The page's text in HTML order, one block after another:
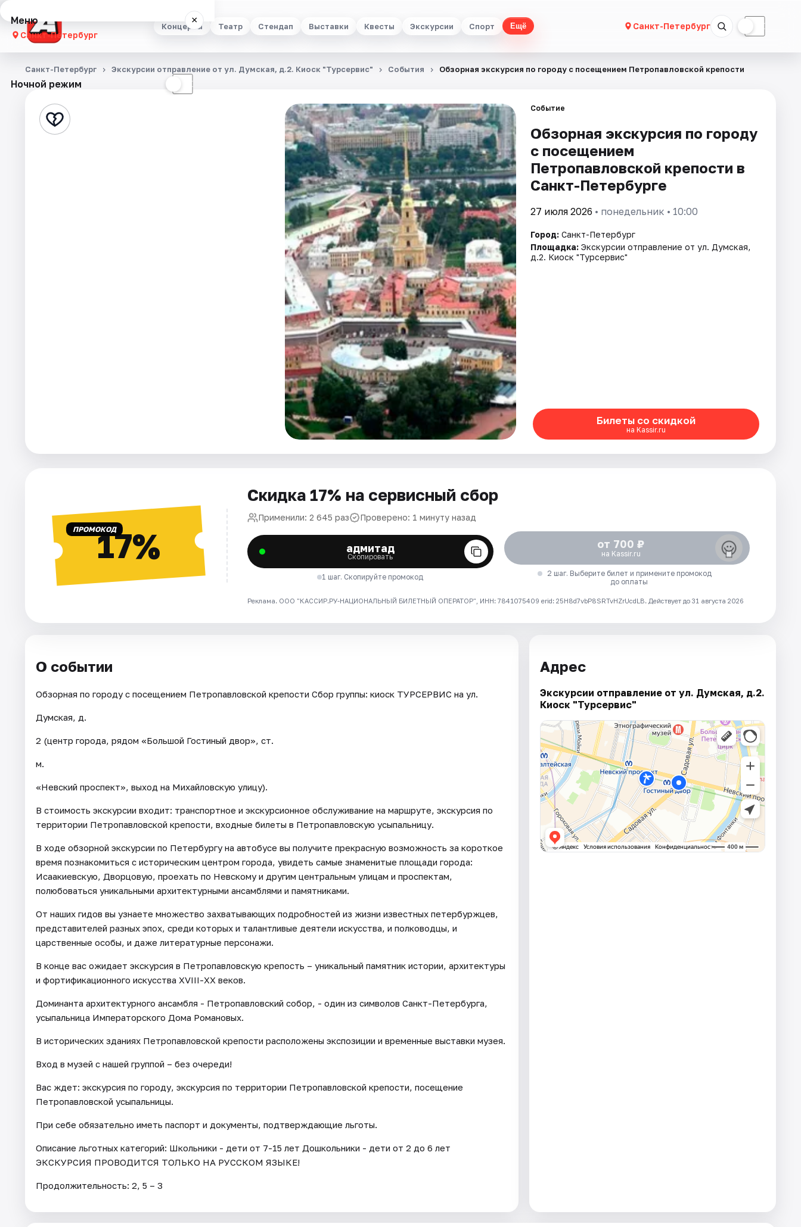
Концерты Театр Стендап Выставки Квесты Экскурсии Спорт Ещё Санкт-Петербург ☾
Меню ×
Санкт-Петербург
Концерты
Стендап
Ночной режим ☾
Санкт-Петербург Экскурсии отправление от ул. Думская, д.2. Киоск "Турсервис" События Обзорная экскурсия по городу с посещением Петропавловской крепости
Событие
Обзорная экскурсия по городу
с посещением
Петропавловской крепости в
Санкт-Петербурге
27 июля 2026 • понедельник • 10:00
Город: Санкт-Петербург
Площадка: Экскурсии отправление от ул. Думская,
д.2. Киоск "Турсервис"
Билеты со скидкой
на Kassir.ru
ПРОМОКОД17%
Скидка 17% на сервисный сбор
Применили: 2 645 раз Проверено: 1 минуту назад
адмитад
Скопировать
1 шаг. Скопируйте промокод
от 700 ₽
на Kassir.ru
2 шаг. Выберите билет и примените промокод
до оплаты
Реклама. ООО "КАССИР.РУ-НАЦИОНАЛЬНЫЙ БИЛЕТНЫЙ ОПЕРАТОР", ИНН: 7841075409 erid: 25H8d7vbP8SRTvHZrUcdLB. Действует до 31 августа 2026
О событии
Обзорная по городу с посещением Петропавловской крепости Сбор группы: киоск ТУРСЕРВИС на ул.
Думская, д.
2 (центр города, рядом «Большой Гостиный двор», ст.
м.
«Невский проспект», выход на Михайловскую улицу).
В стоимость экскурсии входит: транспортное и экскурсионное обслуживание на маршруте, экскурсия по
территории Петропавловской крепости, входные билеты в Петропавловскую усыпальницу.
В ходе обзорной экскурсии по Петербургу на автобусе вы получите прекрасную возможность за короткое
время познакомиться с историческим центром города, увидеть самые знаменитые площади города:
Исаакиевскую, Дворцовую, проехать по Невскому и другим центральным улицам и проспектам,
полюбоваться уникальными архитектурными ансамблями и памятниками.
От наших гидов вы узнаете множество захватывающих подробностей из жизни известных петербуржцев,
представителей разных эпох, среди которых и талантливые деятели искусства, и полководцы, и
царственные особы, и даже литературные персонажи.
В конце вас ожидает экскурсия в Петропавловскую крепость – уникальный памятник истории, архитектуры
и фортификационного искусства ХVIII-ХХ веков.
Доминанта архитектурного ансамбля - Петропавловский собор, - один из символов Санкт-Петербурга,
усыпальница Императорского Дома Романовых.
В исторических зданиях Петропавловской крепости расположены экспозиции и временные выставки музея.
Вход в музей с нашей группой – без очереди!
Вас ждет: экскурсия по городу, экскурсия по территории Петропавловской крепости, посещение
Петропавловской усыпальницы.
При себе обязательно иметь паспорт и документы, подтверждающие льготы.
Описание льготных категорий: Школьники - дети от 7-15 лет Дошкольники - дети от 2 до 6 лет
ЭКСКУРСИЯ ПРОВОДИТСЯ ТОЛЬКО НА РУССКОМ ЯЗЫКЕ!
Продолжительность: 2, 5 – 3
Адрес
Экскурсии отправление от ул. Думская, д.2.
Киоск "Турсервис"